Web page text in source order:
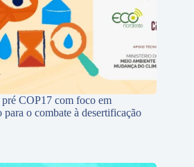
COP17 com foco em
para o combate à desertificação